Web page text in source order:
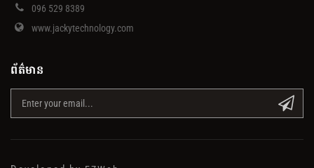
096 529 8389
www.jackytechnology.com
ព័ត៌មាន